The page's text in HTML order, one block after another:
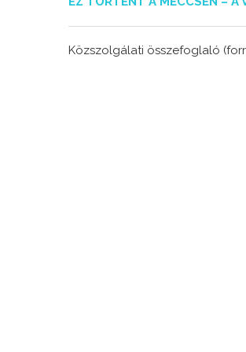
Közszolgálati összefoglaló